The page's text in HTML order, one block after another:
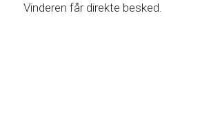
Vinderen får direkte besked.